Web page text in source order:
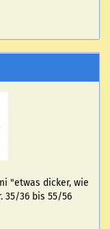
"etwas di­cker, wie
35/36 bis 55/56